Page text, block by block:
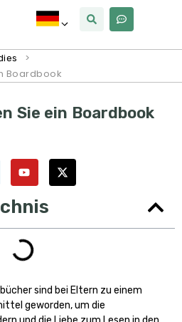
>
Boardbook
Sie ein Boardbook
sind bei Eltern zu einem
geworden, um die